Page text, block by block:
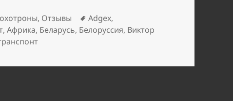
, Отзывы Метки
Adgex,
,Африка, Беларусь, Белоруссия, Виктор